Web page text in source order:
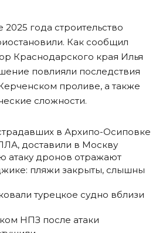
года строительство
Как сообщил
Краснодарского края Илья
повлияли последствия
проливе, а также
сложности.
в Архипо-Осиповке
доставили в Москву
атаку дронов отражают
пляжи закрыты, слышны
турецкое судно вблизи
НПЗ после атаки